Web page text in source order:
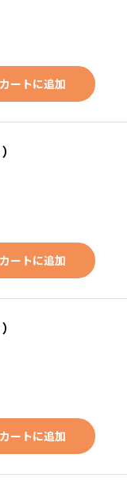
カートに追加
カートに追加
カートに追加